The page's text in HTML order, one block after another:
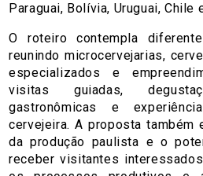
Paraguai, Bolívia, Uruguai, Chile
O roteiro contempla
reunindo microcervejarias,
especializados e
visitas guiadas,
gastronômicas e
cervejeira. A proposta também
da produção paulista e o
receber visitantes